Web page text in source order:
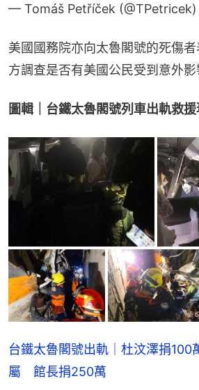
— Tomáš Petříček (@TPetricek)
美國國務院亦向太魯閣號的死傷
方調查是否有美國公民受到意外影
圖輯｜台鐵太魯閣號列車出軌救援
台鐵太魯閣號出軌｜杜汶澤捐100
屬 館長捐250萬